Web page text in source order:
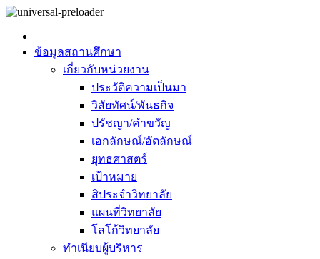
ข้อมูลสถานศึกษา
เกี่ยวกับหน่วยงาน
ประวัติความเป็นมา
วิสัยทัศน์/พันธกิจ
ปรัชญา/คำขวัญ
เอกลักษณ์/อัตลักษณ์
ยุทธศาสตร์
เป้าหมาย
สิประจำวิทยาลัย
แผนที่วิทยาลัย
โลโก้วิทยาลัย
ทำเนียบผู้บริหาร